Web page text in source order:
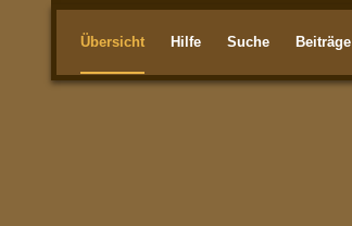
Übersicht Hilfe Suche Beiträge